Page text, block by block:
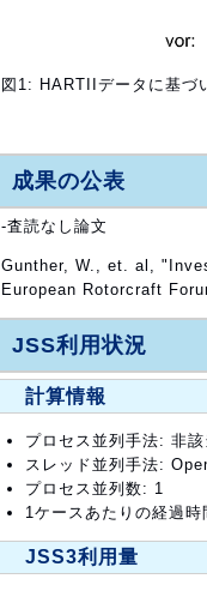
図1: HARTIIデータに基づ
成果の公表
-査読なし論文
Gunther, W., et. al,
European Rotorcraft
JSS利用状況
計算情報
プロセス並列手法: 非該
スレッド並列手法:
プロセス並列数: 1
1ケースあたりの経過
JSS3利用量